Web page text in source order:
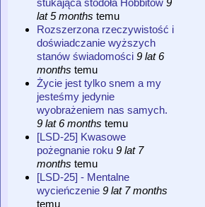
lat 5 months temu
Rozszerzona rzeczywistość i
doświadczanie wyższych
stanów świadomości 9 lat 6
months temu
Życie jest tylko snem a my
jesteśmy jedynie
wyobrażeniem nas samych.
9 lat 6 months temu
[LSD-25] Kwasowe
pożegnanie roku 9 lat 7
months temu
[LSD-25] - Mentalne
wycieńczenie 9 lat 7 months
temu